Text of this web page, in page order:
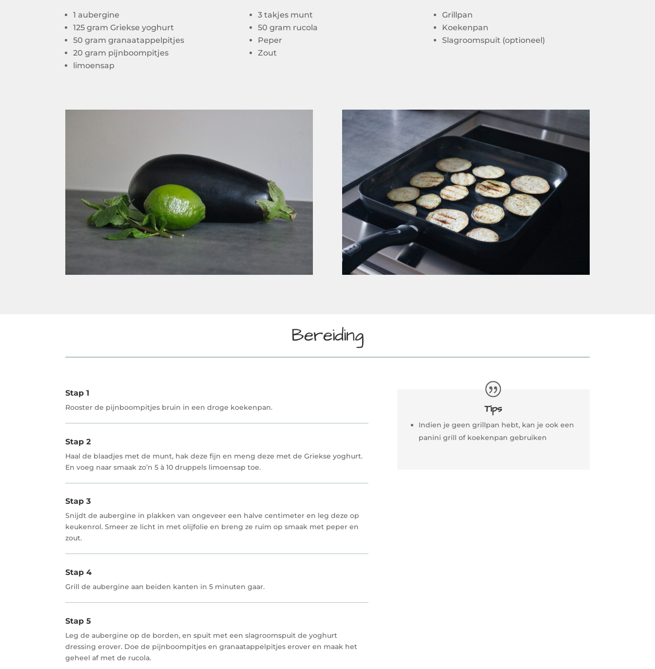
1 aubergine
125 gram Griekse yoghurt
50 gram granaatappelpitjes
20 gram pijnboompitjes
limoensap
3 takjes munt
50 gram rucola
Peper
Zout
Grillpan
Koekenpan
Slagroomspuit (optioneel)
Bereiding
Stap 1
Rooster de pijnboompitjes bruin in een droge koekenpan.
Stap 2
Haal de blaadjes met de munt, hak deze fijn en meng deze met de Griekse yoghurt.
En voeg naar smaak zo’n 5 à 10 druppels limoensap toe.
Stap 3
Snijdt de aubergine in plakken van ongeveer een halve centimeter en leg deze op
keukenrol. Smeer ze licht in met olijfolie en breng ze ruim op smaak met peper en
zout.
Stap 4
Grill de aubergine aan beiden kanten in 5 minuten gaar.
Stap 5
Leg de aubergine op de borden, en spuit met een slagroomspuit de yoghurt
dressing erover. Doe de pijnboompitjes en granaatappelpitjes erover en maak het
geheel af met de rucola.
Tips
Indien je geen grillpan hebt, kan je ook een
panini grill of koekenpan gebruiken